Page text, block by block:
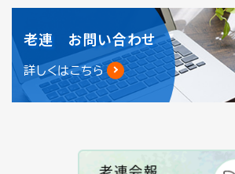
老連 お問い合わせ
詳しくはこちら